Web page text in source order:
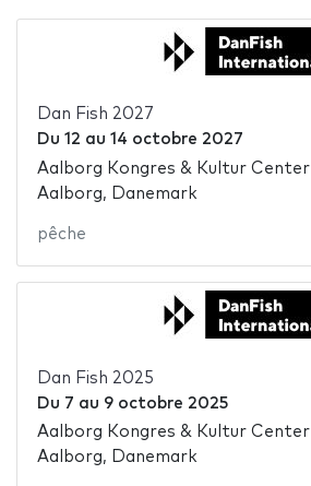
Dan Fish 2027
Du 12 au 14 octobre 2027
Aalborg Kongres & Kultur Center
Aalborg, Danemark
pêche
Dan Fish 2025
Du 7 au 9 octobre 2025
Aalborg Kongres & Kultur Center
Aalborg, Danemark